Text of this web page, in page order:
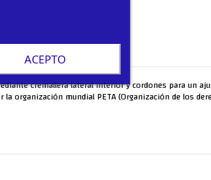
ACEPTO
cremallera lateral interior y cordones para un
organización mundial PETA (Organización de los